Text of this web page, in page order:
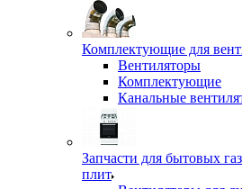
Комплектующие для
Вентиляторы
Комплектующие
Канальные
Запчасти для бытовых
плит